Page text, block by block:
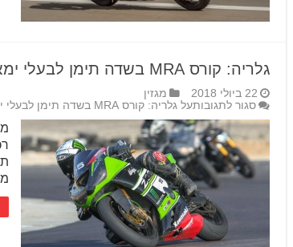
גלריה: קורס MRA בשדה תימן לבעלי ימאהה וקוואסאקי
22 ביולי 2018
מגזין
סגור לתגובותעל גלריה: קורס MRA בשדה תימן לבעלי ימאהה וקוואסאקי